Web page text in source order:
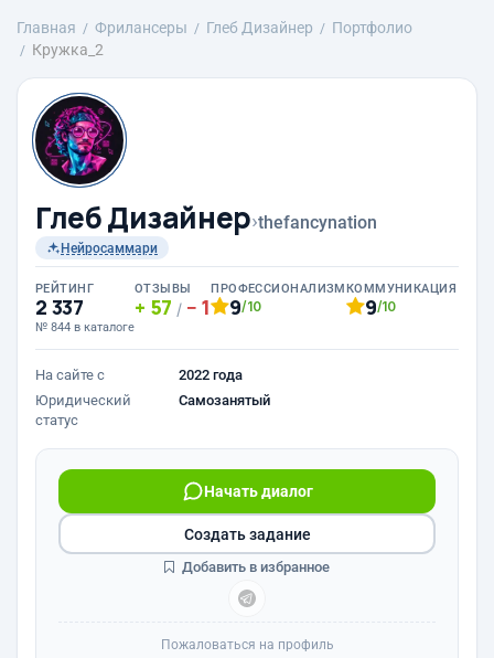
Главная Фрилансеры Глеб Дизайнер
Портфолио
Кружка_2
Глеб Дизайнер›thefancynation
Нейросаммари
РЕЙТИНГ
2 337
№ 844 в каталоге
ОТЗЫВЫ
57 / 1
ПРОФЕССИОНАЛИЗМ
9/10
КОММУНИКАЦИЯ
9/10
На сайте с
2022 года
Юридический
статус
Самозанятый
Начать диалог
Создать задание
Добавить в избранное
Пожаловаться на профиль